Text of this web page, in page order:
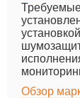
Обзор